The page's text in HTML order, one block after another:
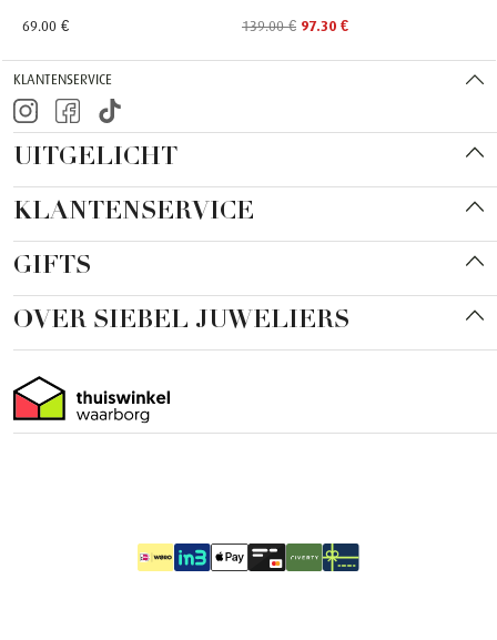
69.00 € 139.00 € 97.30 €
KLANTENSERVICE
UITGELICHT
KLANTENSERVICE
GIFTS
OVER SIEBEL JUWELIERS